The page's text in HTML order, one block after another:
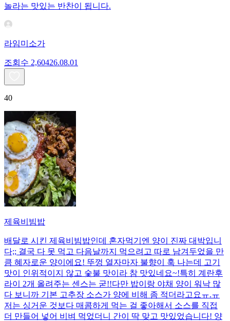
놀라는 맛있는 반찬이 됩니다.
라임미소가
조회수 2,60426.08.01
40
제육비빔밥
배달로 시킨 제육비빔밥인데 혼자먹기엔 양이 진짜 대박입니
다;; 결국 다 못 먹고 다음날까지 먹으려고 따로 남겨두었을 만
큼 혜자로운 양이에요! 뚜껑 열자마자 불향이 훅 나는데 고기
맛이 인위적이지 않고 숯불 맛이라 참 맛있네요~!특히 계란후
라이 2개 올려주는 센스는 굳!! ​다만 밥이랑 야채 양이 워낙 많
다 보니까 기본 고추장 소스가 양에 비해 좀 적더라고요ㅠ.ㅠ
저는 싱거운 것보다 매콤하게 먹는 걸 좋아해서 소스를 직접
더 만들어 넣어 비벼 먹었더니 간이 딱 맞고 맛있었습니다! 양